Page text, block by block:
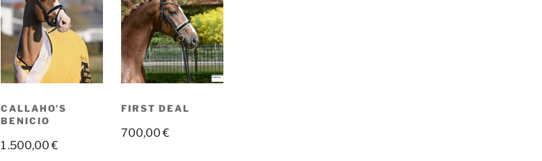
CALLAHO’S
BENICIO
1 .500,00€
FIRST DEAL
700,00€